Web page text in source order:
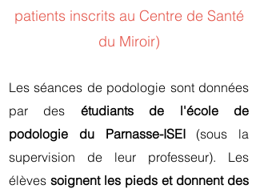
patients inscrits au Centre de Santé
du Miroir)
Les séances de podologie sont données
par des étudiants de l'école de
podologie du Parnasse-ISEI(sous la
supervision de leur professeur). Les
élèves soignent les pieds et donnent des